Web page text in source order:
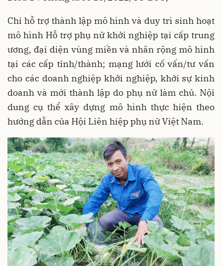
Chi hỗ trợ thành lập mô hình và duy trì sinh hoạt
mô hình Hỗ trợ phụ nữ khởi nghiệp tại cấp trung
ương, đại diện vùng miền và nhân rộng mô hình
tại các cấp tỉnh/thành; mạng lưới cố vấn/tư vấn
cho các doanh nghiệp khởi nghiệp, khởi sự kinh
doanh và mới thành lập do phụ nữ làm chủ. Nội
dung cụ thể xây dựng mô hình thực hiện theo
hướng dẫn của Hội Liên hiệp phụ nữ Việt Nam.